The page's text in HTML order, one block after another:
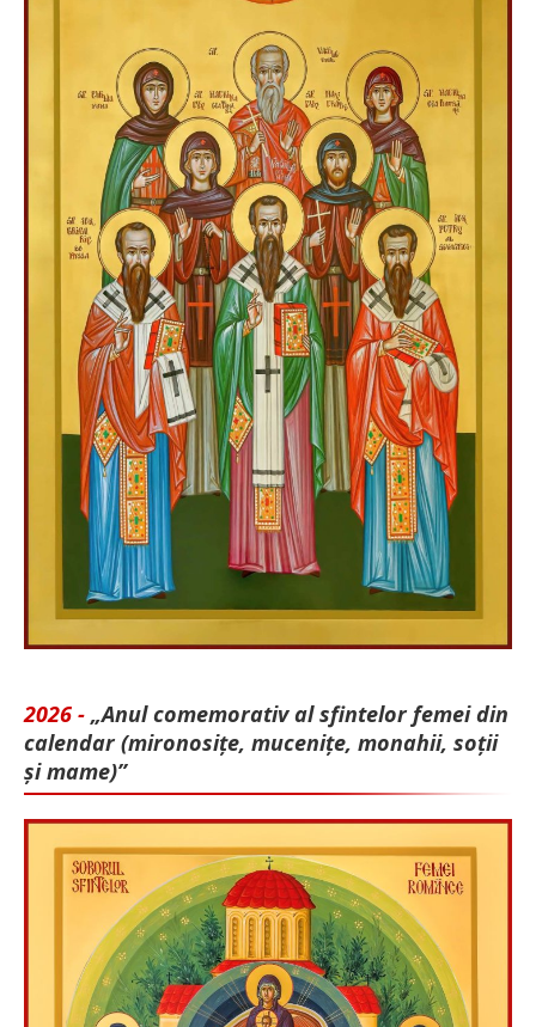
2026 - „Anul comemorativ al sfintelor femei din
calendar (mironosițe, mu­cenițe, monahii, soții
și mame)”